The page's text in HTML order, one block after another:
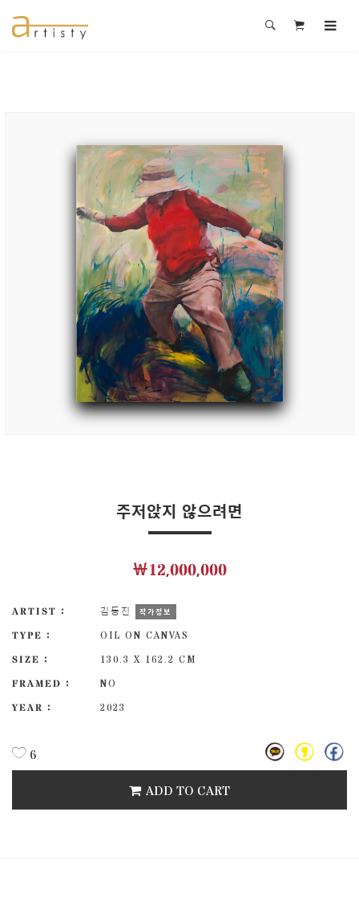
주저앉지 않으려면
￦12,000,000
ARTIST : 김동진 작가정보
TYPE :
OIL ON CANVAS
SIZE :
130.3 X 162.2 CM
FRAMED :
NO
YEAR :
2023
6
ADD TO CART